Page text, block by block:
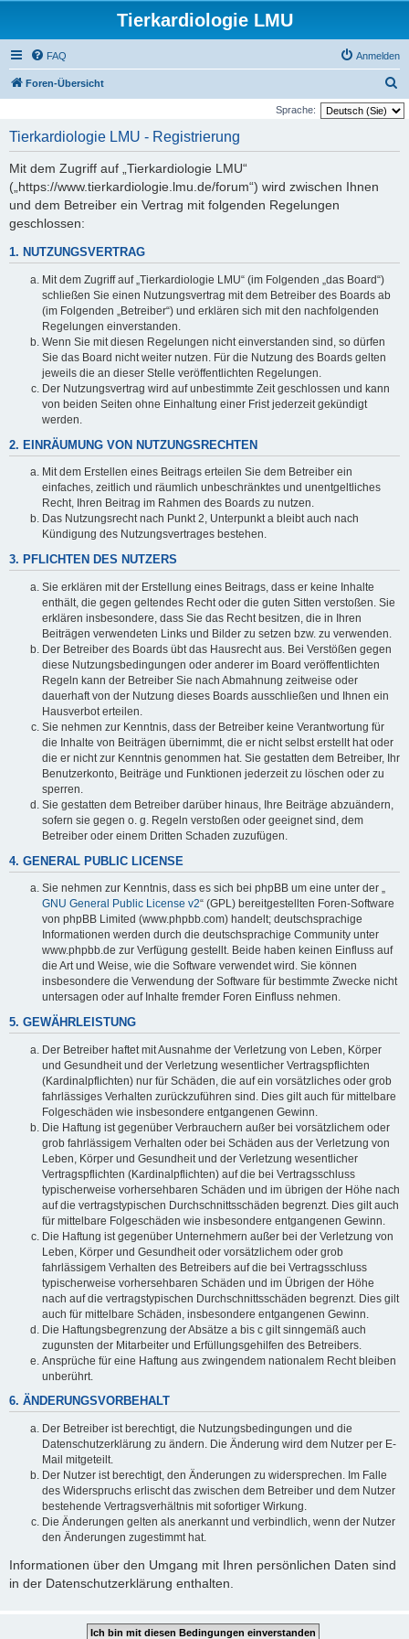
Tierkardiologie LMU
FAQ Anmelden
Foren-Übersicht
u
Sprache:
Tierkardiologie LMU - Registrierung
Mit dem Zugriff auf „Tierkardiologie LMU“
(„https://www.tierkardiologie.lmu.de/forum“) wird zwischen Ihnen
und dem Betreiber ein Vertrag mit folgenden Regelungen
geschlossen:
1. NUTZUNGSVERTRAG
Mit dem Zugriff auf „Tierkardiologie LMU“ (im Folgenden „das Board“)
schließen Sie einen Nutzungsvertrag mit dem Betreiber des Boards ab
(im Folgenden „Betreiber“) und erklären sich mit den nachfolgenden
Regelungen einverstanden.
Wenn Sie mit diesen Regelungen nicht einverstanden sind, so dürfen
Sie das Board nicht weiter nutzen. Für die Nutzung des Boards gelten
jeweils die an dieser Stelle veröffentlichten Regelungen.
Der Nutzungsvertrag wird auf unbestimmte Zeit geschlossen und kann
von beiden Seiten ohne Einhaltung einer Frist jederzeit gekündigt
werden.
2. EINRÄUMUNG VON NUTZUNGSRECHTEN
Mit dem Erstellen eines Beitrags erteilen Sie dem Betreiber ein
einfaches, zeitlich und räumlich unbeschränktes und unentgeltliches
Recht, Ihren Beitrag im Rahmen des Boards zu nutzen.
Das Nutzungsrecht nach Punkt 2, Unterpunkt a bleibt auch nach
Kündigung des Nutzungsvertrages bestehen.
3. PFLICHTEN DES NUTZERS
Sie erklären mit der Erstellung eines Beitrags, dass er keine Inhalte
enthält, die gegen geltendes Recht oder die guten Sitten verstoßen. Sie
erklären insbesondere, dass Sie das Recht besitzen, die in Ihren
Beiträgen verwendeten Links und Bilder zu setzen bzw. zu verwenden.
Der Betreiber des Boards übt das Hausrecht aus. Bei Verstößen gegen
diese Nutzungsbedingungen oder anderer im Board veröffentlichten
Regeln kann der Betreiber Sie nach Abmahnung zeitweise oder
dauerhaft von der Nutzung dieses Boards ausschließen und Ihnen ein
Hausverbot erteilen.
Sie nehmen zur Kenntnis, dass der Betreiber keine Verantwortung für
die Inhalte von Beiträgen übernimmt, die er nicht selbst erstellt hat oder
die er nicht zur Kenntnis genommen hat. Sie gestatten dem Betreiber, Ihr
Benutzerkonto, Beiträge und Funktionen jederzeit zu löschen oder zu
sperren.
Sie gestatten dem Betreiber darüber hinaus, Ihre Beiträge abzuändern,
sofern sie gegen o. g. Regeln verstoßen oder geeignet sind, dem
Betreiber oder einem Dritten Schaden zuzufügen.
4. GENERAL PUBLIC LICENSE
Sie nehmen zur Kenntnis, dass es sich bei phpBB um eine unter der „
GNU General Public License v2“ (GPL) bereitgestellten Foren-Software
von phpBB Limited (www.phpbb.com) handelt; deutschsprachige
Informationen werden durch die deutschsprachige Community unter
www.phpbb.de zur Verfügung gestellt. Beide haben keinen Einfluss auf
die Art und Weise, wie die Software verwendet wird. Sie können
insbesondere die Verwendung der Software für bestimmte Zwecke nicht
untersagen oder auf Inhalte fremder Foren Einfluss nehmen.
5. GEWÄHRLEISTUNG
Der Betreiber haftet mit Ausnahme der Verletzung von Leben, Körper
und Gesundheit und der Verletzung wesentlicher Vertragspflichten
(Kardinalpflichten) nur für Schäden, die auf ein vorsätzliches oder grob
fahrlässiges Verhalten zurückzuführen sind. Dies gilt auch für mittelbare
Folgeschäden wie insbesondere entgangenen Gewinn.
Die Haftung ist gegenüber Verbrauchern außer bei vorsätzlichem oder
grob fahrlässigem Verhalten oder bei Schäden aus der Verletzung von
Leben, Körper und Gesundheit und der Verletzung wesentlicher
Vertragspflichten (Kardinalpflichten) auf die bei Vertragsschluss
typischerweise vorhersehbaren Schäden und im übrigen der Höhe nach
auf die vertragstypischen Durchschnittsschäden begrenzt. Dies gilt auch
für mittelbare Folgeschäden wie insbesondere entgangenen Gewinn.
Die Haftung ist gegenüber Unternehmern außer bei der Verletzung von
Leben, Körper und Gesundheit oder vorsätzlichem oder grob
fahrlässigem Verhalten des Betreibers auf die bei Vertragsschluss
typischerweise vorhersehbaren Schäden und im Übrigen der Höhe
nach auf die vertragstypischen Durchschnittsschäden begrenzt. Dies gilt
auch für mittelbare Schäden, insbesondere entgangenen Gewinn.
Die Haftungsbegrenzung der Absätze a bis c gilt sinngemäß auch
zugunsten der Mitarbeiter und Erfüllungsgehilfen des Betreibers.
Ansprüche für eine Haftung aus zwingendem nationalem Recht bleiben
unberührt.
6. ÄNDERUNGSVORBEHALT
Der Betreiber ist berechtigt, die Nutzungsbedingungen und die
Datenschutzerklärung zu ändern. Die Änderung wird dem Nutzer per E-
Mail mitgeteilt.
Der Nutzer ist berechtigt, den Änderungen zu widersprechen. Im Falle
des Widerspruchs erlischt das zwischen dem Betreiber und dem Nutzer
bestehende Vertragsverhältnis mit sofortiger Wirkung.
Die Änderungen gelten als anerkannt und verbindlich, wenn der Nutzer
den Änderungen zugestimmt hat.
Informationen über den Umgang mit Ihren persönlichen Daten sind
in der Datenschutzerklärung enthalten.